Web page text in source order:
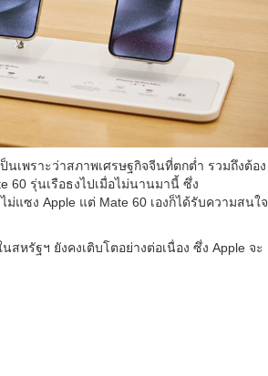
เพราะว่าสภาพเศรษฐกิจจีนที่ตกต่ำ รวมถึงต้อง
60 รุ่นเรือธงไปเมื่อไม่นานมานี้ ซึ่ง
ม่แซง Apple แต่ Mate 60 เองก็ได้รับความสนใจ
หรัฐฯ ยังคงเติบโตอย่างต่อเนื่อง ซึ่ง Apple จะ